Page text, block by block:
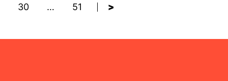
30 … 51 >